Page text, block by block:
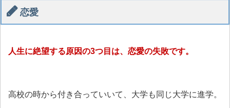
恋愛
人生に絶望する原因の3つ目は、恋愛の失敗です。
高校の時から付き合っていいて、大学も同じ大学に進学。